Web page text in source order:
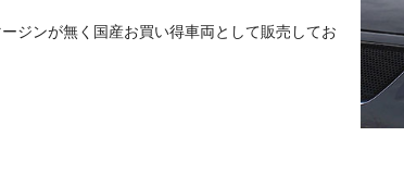
ジンが無く国産お買い得車両として販売してお